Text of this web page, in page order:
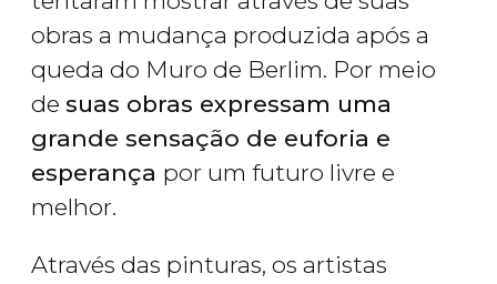
obras a mudança produzida após a
queda do Muro de Berlim. Por meio
de suas obras expressam uma
grande sensação de euforia e
esperança por um futuro livre e
melhor.
Através das pinturas, os artistas